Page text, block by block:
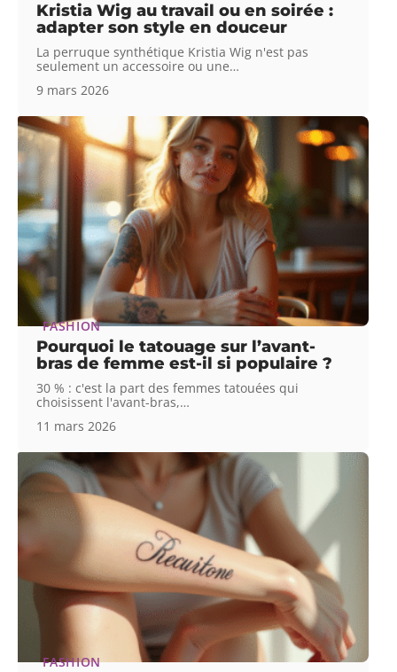
Kristia Wig au travail ou en soirée :
adapter son style en douceur
La perruque synthétique Kristia Wig n'est pas
seulement un accessoire ou une…
9 mars 2026
FASHION
Pourquoi le tatouage sur l’avant-
bras de femme est-il si populaire ?
30 % : c'est la part des femmes tatouées qui
choisissent l'avant-bras,…
11 mars 2026
FASHION